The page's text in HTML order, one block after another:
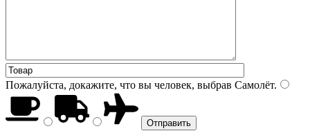
Пожалуйста, докажите, что вы человек, выбрав Самолёт.